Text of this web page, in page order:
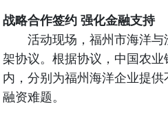
战略合作签约 强化金融支持
活动现场，福州市海洋与
架协议。根据协议，中国农
内，分别为福州海洋企业提
融资难题。